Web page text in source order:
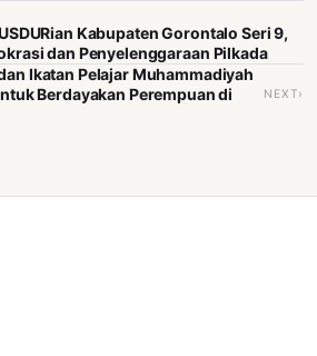
Kabupaten Gorontalo Seri 9,
dan Penyelenggaraan Pilkada
Ikatan Pelajar Muhammadiyah
Berdayakan Perempuan di
NEXT›